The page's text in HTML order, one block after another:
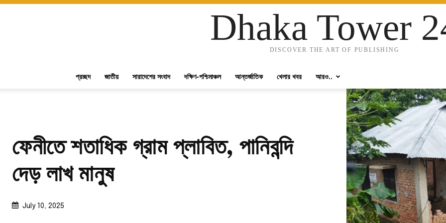
Dhaka Tower
DISCOVER THE ART OF PUBLISHING
প্রচ্ছদ জাতীয় সারাদেশের সংবাদ দক্ষিণ-পশ্চিমাঞ্চল আন্তর্জাতিক খেলার খবর আরও..
ফেনীতে শতাধিক গ্রাম প্লাবিত, পানিবন্দি
দেড় লাখ মানুষ
July 10, 2025